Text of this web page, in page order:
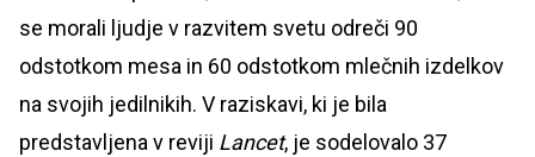
se morali ljudje v razvitem svetu odreči 90
odstotkom mesa in 60 odstotkom mlečnih izdelkov
na svojih jedilnikih. V raziskavi, ki je bila
predstavljena v reviji Lancet, je sodelovalo 37